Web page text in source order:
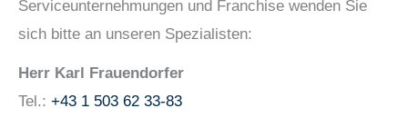
Serviceunternehmungen und Franchise wenden Sie
sich bitte an unseren Spezialisten:
Herr Karl Frauendorfer
Tel.: +43 1 503 62 33-83